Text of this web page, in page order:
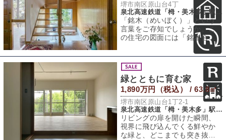
堺市南区原山台4丁
泉北高速鉄道「栂・美木多」駅 徒歩14分
「銘木（めいぼく）」という
言葉をご存知でしょうか。こ
の住宅の図面には「銘木合
板」という仕上げの記載があ
りました。銘木とは
緑とともに育む家
1,890万円（税込） / 63.8㎡
堺市南区原山台1丁2-1
泉北高速鉄道「栂・美木多」駅 徒歩5分
リビングの扉を開けた瞬間、
視界に飛び込んでくる鮮やか
な緑と、どこまでも突き抜け